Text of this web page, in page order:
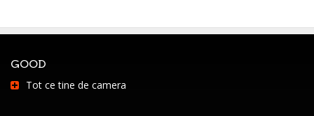
GOOD
Tot ce tine de camera